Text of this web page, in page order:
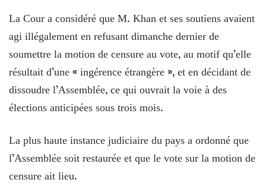
La Cour a considéré que M. Khan et ses soutiens avaient
agi illégalement en refusant dimanche dernier de
soumettre la motion de censure au vote, au motif qu’elle
résultait d’une « ingérence étrangère », et en décidant de
dissoudre l’Assemblée, ce qui ouvrait la voie à des
élections anticipées sous trois mois.
La plus haute instance judiciaire du pays a ordonné que
l’Assemblée soit restaurée et que le vote sur la motion de
censure ait lieu.